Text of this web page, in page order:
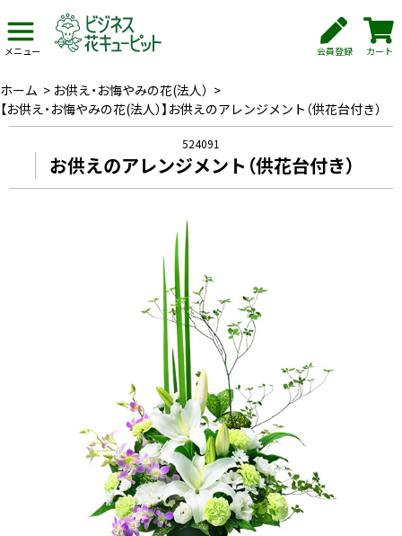
メニュー 会員登録 カート
ホーム > お供え・お悔やみの花(法人） >
【お供え・お悔やみの花(法人）】お供えのアレンジメント（供花台付き）
524091
お供えのアレンジメント（供花台付き）